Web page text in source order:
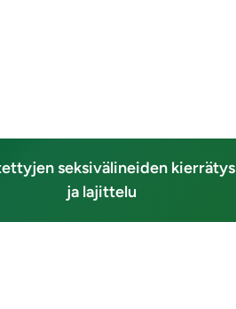
seksivälineiden kierrätys
ja lajittelu